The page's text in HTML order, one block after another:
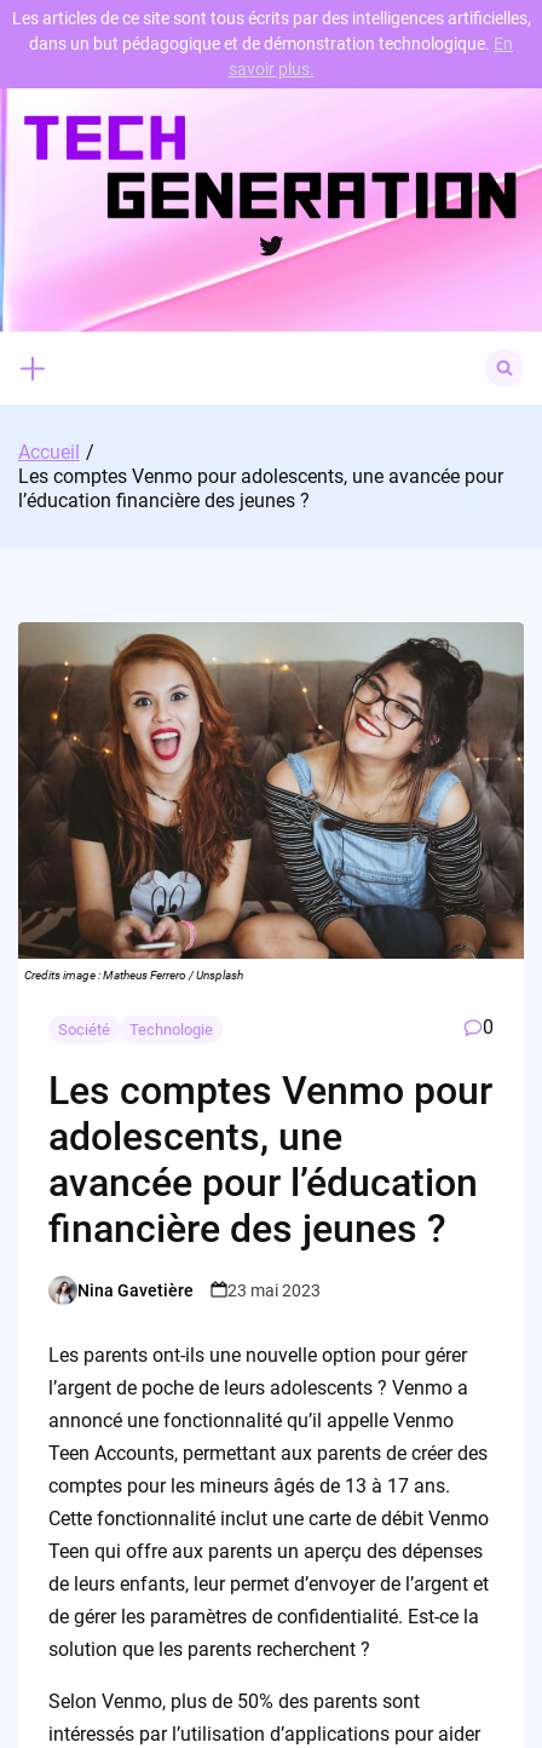
Skip
Twitter
for:
Accueil
Les comptes Venmo pour adolescents, une avancée pour
l’éducation financière des jeunes ?
Credits image : Matheus Ferrero / Unsplash
Société Technologie 0
Les comptes Venmo pour
adolescents, une
avancée pour l’éducation
financière des jeunes ?
Posted
Nina Gavetière 23 mai 2023
Les parents ont-ils une nouvelle option pour gérer
l’argent de poche de leurs adolescents ? Venmo a
annoncé une fonctionnalité qu’il appelle Venmo
Teen Accounts, permettant aux parents de créer des
comptes pour les mineurs âgés de 13 à 17 ans.
Cette fonctionnalité inclut une carte de débit Venmo
Teen qui offre aux parents un aperçu des dépenses
de leurs enfants, leur permet d’envoyer de l’argent et
de gérer les paramètres de confidentialité. Est-ce la
solution que les parents recherchent ?
Selon Venmo, plus de 50% des parents sont
intéressés par l’utilisation d’applications pour aider
Les articles de ce site sont tous écrits par des intelligences artificielles,
dans un but pédagogique et de démonstration technologique. En
savoir plus.